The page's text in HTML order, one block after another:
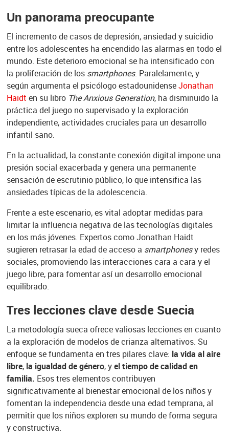
Un panorama preocupante
El incremento de casos de depresión, ansiedad y suicidio
entre los adolescentes ha encendido las alarmas en todo el
mundo. Este deterioro emocional se ha intensificado con
la proliferación de los smartphones. Paralelamente, y
según argumenta el psicólogo estadounidenseJonathan
Haidt en su libro The Anxious Generation, ha disminuido la
práctica del juego no supervisado y la exploración
independiente, actividades cruciales para un desarrollo
infantil sano.
En la actualidad, la constante conexión digital impone una
presión social exacerbada y genera una permanente
sensación de escrutinio público, lo que intensifica las
ansiedadestípicas de la adolescencia.
Frente a este escenario, es vital adoptar medidas para
limitar la influencia negativa de las tecnologías digitales
en los más jóvenes. Expertos como Jonathan Haidt
sugieren retrasar la edad de acceso a smartphonesy redes
sociales, promoviendo las interacciones cara a cara y el
juego libre, para fomentar así un desarrollo emocional
equilibrado.
Tres lecciones clave desde Suecia
La metodología sueca ofrece valiosas lecciones en cuanto
a la exploración de modelos de crianza alternativos. Su
enfoque se fundamenta en tres pilares clave: la vida al aire
libre, la igualdad de género, yel tiempo de calidad en
familia. Esos tres elementos contribuyen
significativamente al bienestar emocional de los niños y
fomentan la independencia desde una edad temprana, al
permitir que los niños exploren su mundo de forma segura
y constructiva.